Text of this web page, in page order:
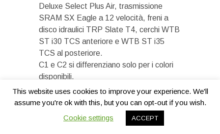
Deluxe Select Plus Air, trasmissione
SRAM SX Eagle a 12 velocità, freni a
disco idraulici TRP Slate T4, cerchi WTB
ST i30 TCS anteriore e WTB ST i35
TCS al posteriore.
C1 e C2 si differenziano solo per i colori
disponibili.
Haibike AllMtn 1 C1/C2 – 4.499 euro
Telaio in alluminio Haibike AllMtn per
Yamaha i630 con escursione da 160 mm,
This website uses cookies to improve your experience. We'll
assume you're ok with this, but you can opt-out if you wish.
Cookie settings
ACCEPT